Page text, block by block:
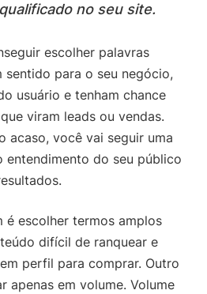
no seu site.
escolher palavras
sentido para o seu negócio,
usuário e tenham chance
viram leads ou vendas.
acaso, você vai seguir uma
entendimento do seu público
é escolher termos amplos
difícil de ranquear e
perfil para comprar. Outro
apenas em volume. Volume